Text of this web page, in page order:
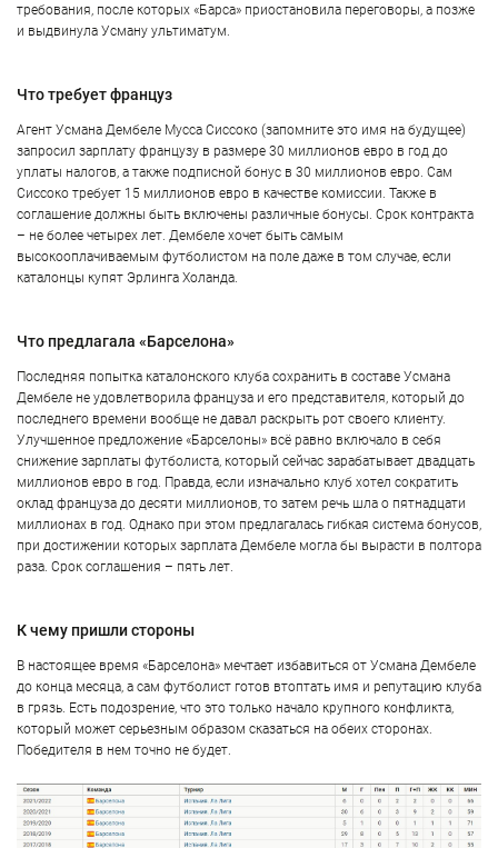
требования, после которых «Барса» приостановила переговоры, а позже
и выдвинула Усману ультиматум.
Что требует француз
Агент Усмана Дембеле Мусса Сиссоко (запомните это имя на будущее)
запросил зарплату французу в размере 30 миллионов евро в год до
уплаты налогов, а также подписной бонус в 30 миллионов евро. Сам
Сиссоко требует 15 миллионов евро в качестве комиссии. Также в
соглашение должны быть включены различные бонусы. Срок контракта
– не более четырех лет. Дембеле хочет быть самым
высокооплачиваемым футболистом на поле даже в том случае, если
каталонцы купят Эрлинга Холанда.
Что предлагала «Барселона»
Последняя попытка каталонского клуба сохранить в составе Усмана
Дембеле не удовлетворила француза и его представителя, который до
последнего времени вообще не давал раскрыть рот своего клиенту.
Улучшенное предложение «Барселоны» всё равно включало в себя
снижение зарплаты футболиста, который сейчас зарабатывает двадцать
миллионов евро в год. Правда, если изначально клуб хотел сократить
оклад француза до десяти миллионов, то затем речь шла о пятнадцати
миллионах в год. Однако при этом предлагалась гибкая система бонусов,
при достижении которых зарплата Дембеле могла бы вырасти в полтора
раза. Срок соглашения – пять лет.
К чему пришли стороны
В настоящее время «Барселона» мечтает избавиться от Усмана Дембеле
до конца месяца, а сам футболист готов втоптать имя и репутацию клуба
в грязь. Есть подозрение, что это только начало крупного конфликта,
который может серьезным образом сказаться на обеих сторонах.
Победителя в нем точно не будет.